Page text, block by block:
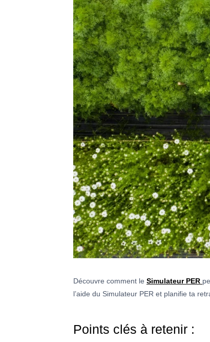
Découvre comment le Simulateur PER
l’aide du Simulateur PER et planifie ta
Points clés à retenir :